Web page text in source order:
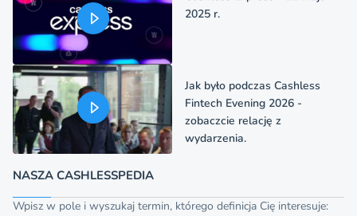
2025 r.
Jak było podczas Cashless
Fintech Evening 2026 -
zobaczcie relację z
wydarzenia.
NASZA CASHLESSPEDIA
Wpisz w pole i wyszukaj termin, którego definicja Cię interesuje: